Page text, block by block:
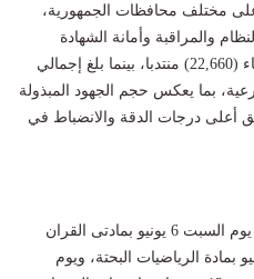
لجنة موزعة على مختلف محافظات الجمهورية،
والمراقبة وأمانة الشهادة
الثانوية من رؤساء ومساعدين وأعضاء (22,660) منتدبا، بينما بلغ إجمالي
(10,230) لجنة فرعية، بما يعكس حجم الجهود المبذولة
أعلى درجات الدقة والانضباط في
وبدأ طلاب القسم العلمى امتحاناتهم يوم السبت 6 يونيو بمادتى القران
والحديث، ثم يوم الاثنين 8 يونيو بمادة الرياضيات البحتة، ويوم